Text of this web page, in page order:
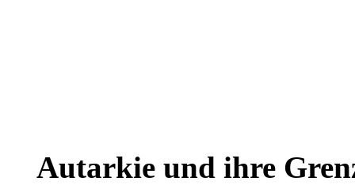
Autarkie und ihre